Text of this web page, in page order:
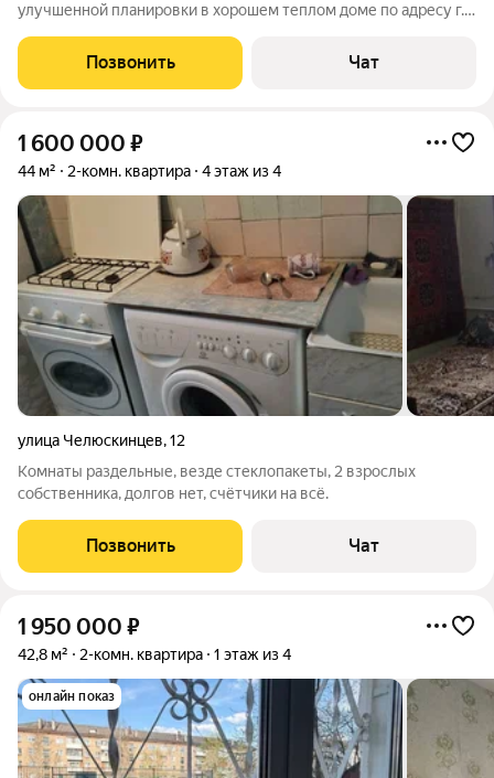
улучшенной планировки в хорошем теплом доме по адресу г.
пластик, балкон застеклён. Сделан качественный ремонт, сан
узел - совмещен.
Позвонить Чат
1 600 000 ₽
44 м² 2-комн. квартира 4 этаж из 4
улица Челюскинцев,12
Комнаты раздельные, везде стеклопакеты, 2 взрослых
собственника, долгов нет, счётчики на всё.
Позвонить Чат
1 950 000 ₽
42,8 м² 2-комн. квартира 1 этаж из 4
онлайн показ